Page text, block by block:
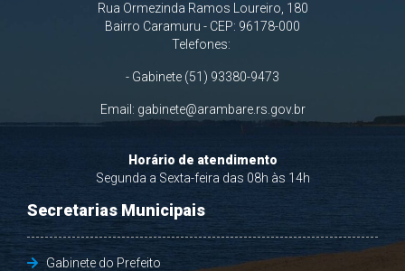
Rua Ormezinda Ramos Loureiro, 180
Bairro Caramuru - CEP: 96178-000
Telefones:
- Gabinete (51) 93380-9473
Email: gabinete@arambare.rs.gov.br
Horário de atendimento
Segunda a Sexta-feira das 08h às 14h
Secretarias Municipais
Gabinete do Prefeito